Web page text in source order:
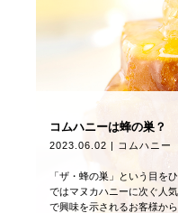
コムハニーは蜂の巣？
2023.06.02 | コムハニー
「ザ・蜂の巣」という目を
ではマヌカハニーに次ぐ人
で興味を示されるお客様か